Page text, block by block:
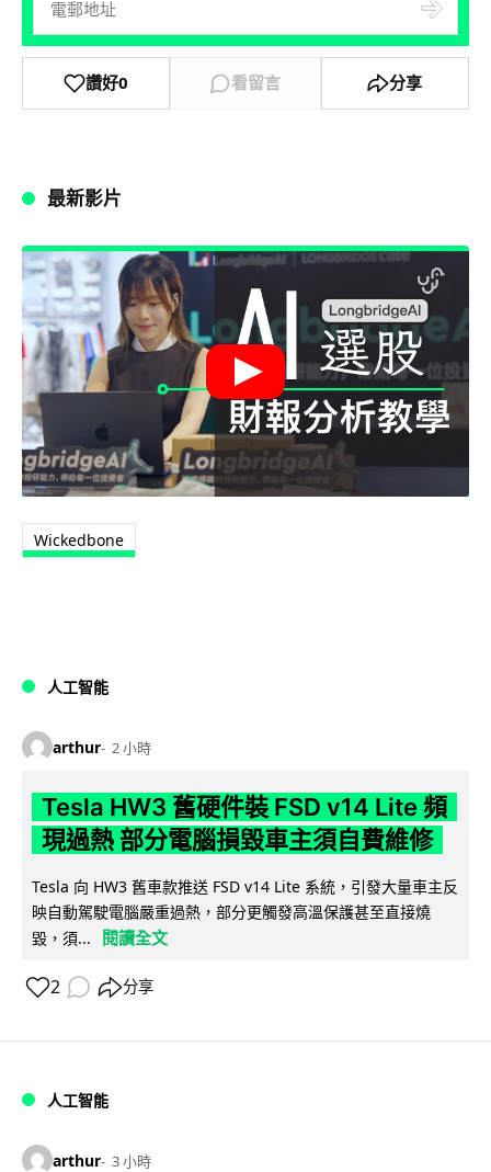
讚好0 看留言 分享
最新影片
Wickedbone
人工智能
arthur 2 小時
Tesla HW3 舊硬件裝 FSD v14 Lite 頻
現過熱 部分電腦損毀車主須自費維修
Tesla 向 HW3 舊車款推送 FSD v14 Lite 系統，引發大量車主反
映自動駕駛電腦嚴重過熱，部分更觸發高溫保護甚至直接燒
毀，須...
閱讀全文
2 分享
人工智能
arthur 3 小時